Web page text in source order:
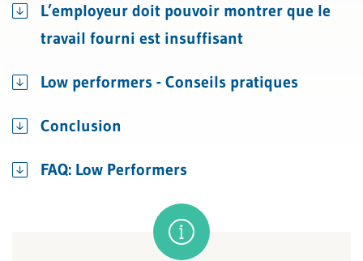
L’employeur doit pouvoir montrer que le
travail fourni est insuffisant
Low performers - Conseils pratiques
Conclusion
FAQ: Low Performers